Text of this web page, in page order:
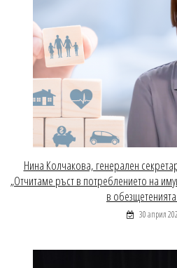
Нина Колчакова, генерален
„Отчитаме ръст в потреблението на
в
30 април